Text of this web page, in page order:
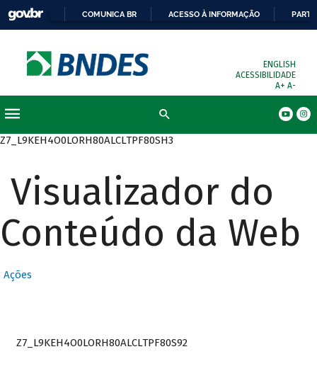
COMUNICA BR ACESSO À INFORMAÇÃO
ENGLISH
ACESSIBILIDADE
A+ A-
Z7_L9KEH4O0LORH80ALCLTPF80SH3
Visualizador do
Conteúdo da Web
Ações
Z7_L9KEH4O0LORH80ALCLTPF80S92